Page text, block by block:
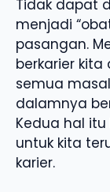
Tidak dapat
menjadi
pasangan.
berkarier
semua
dalamnya
Kedua hal
untuk kita
karier.